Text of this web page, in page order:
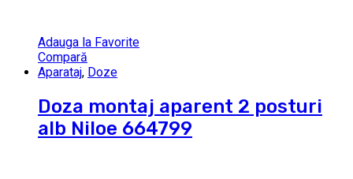
Adauga la Favorite
Compară
Aparataj, Doze
Doza montaj aparent 2 posturi
alb Niloe 664799